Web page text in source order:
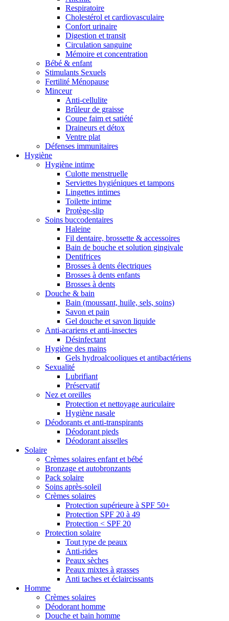
Respiratoire
Cholestérol et cardiovasculaire
Confort urinaire
Digestion et transit
Circulation sanguine
Mémoire et concentration
Bébé & enfant
Stimulants Sexuels
Fertilité Ménopause
Minceur
Anti-cellulite
Brûleur de graisse
Coupe faim et satiété
Draineurs et détox
Ventre plat
Défenses immunitaires
Hygiène
Hygiène intime
Culotte menstruelle
Serviettes hygiéniques et tampons
Lingettes intimes
Toilette intime
Protège-slip
Soins buccodentaires
Haleine
Fil dentaire, brossette & accessoires
Bain de bouche et solution gingivale
Dentifrices
Brosses à dents électriques
Brosses à dents enfants
Brosses à dents
Douche & bain
Bain (moussant, huile, sels, soins)
Savon et pain
Gel douche et savon liquide
Anti-acariens et anti-insectes
Désinfectant
Hygiène des mains
Gels hydroalcooliques et antibactériens
Sexualité
Lubrifiant
Préservatif
Nez et oreilles
Protection et nettoyage auriculaire
Hygiène nasale
Déodorants et anti-transpirants
Déodorant pieds
Déodorant aisselles
Solaire
Crèmes solaires enfant et bébé
Bronzage et autobronzants
Pack solaire
Soins après-soleil
Crèmes solaires
Protection supérieure à SPF 50+
Protection SPF 20 à 49
Protection < SPF 20
Protection solaire
Tout type de peaux
Anti-rides
Peaux sèches
Peaux mixtes à grasses
Anti taches et éclaircissants
Homme
Crèmes solaires
Déodorant homme
Douche et bain homme